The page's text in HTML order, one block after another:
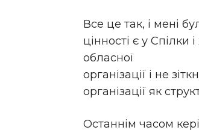
Все це так, і мені
цінності є у
обласної
організації і не
організації як
Останнім часом